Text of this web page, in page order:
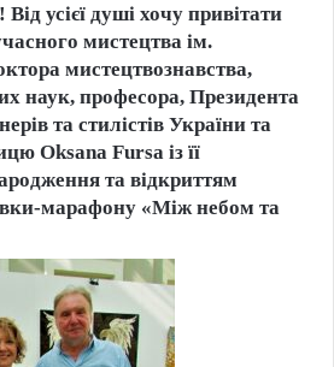
усієї душі хочу привітати
мистецтва ім.
мистецтвознавства,
наук, професора, Президента
та стилістів України та
Оksana Fursа із її
та відкриттям
марафону «Між небом та